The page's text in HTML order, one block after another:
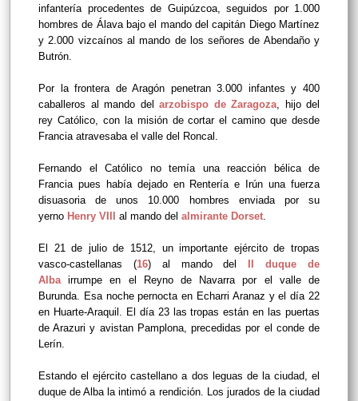
infantería procedentes de Guipúzcoa, seguidos por 1.000
hombres de Álava bajo el mando del capitán Diego Martínez
y 2.000 vizcaínos al mando de los señores de Abendaño y
Butrón.
Por la frontera de Aragón penetran 3.000 infantes y 400
caballeros al mando del arzobispo de Zaragoza, hijo del
rey Católico, con la misión de cortar el camino que desde
Francia atravesaba el valle del Roncal.
Fernando el Católico no temía una reacción bélica de
Francia pues había dejado en Rentería e Irún una fuerza
disuasoria de unos 10.000 hombres enviada por su
yerno Henry VIII al mando del almirante Dorset.
El 21 de julio de 1512, un importante ejército de tropas
vasco-castellanas (16) al mando del
II duque de
Alba
irrumpe en el Reyno de Navarra por el valle de
Burunda. Esa noche pernocta en Echarri Aranaz y el día 22
en Huarte-Araquil. El día 23 las tropas están en las puertas
de Arazuri y avistan Pamplona, precedidas por el conde de
Lerín.
Estando el ejército castellano a dos leguas de la ciudad, el
duque de Alba la intimó a rendición. Los jurados de la ciudad